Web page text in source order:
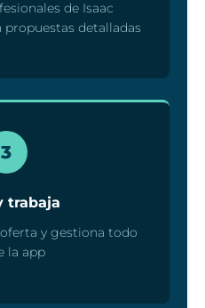
de Isaac
propuestas detalladas
3
trabaja
y gestiona todo
la app